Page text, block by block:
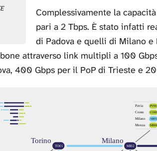
Complessivamente la
pari a 2 Tbps. È stato infatti
di Padova e quelli di Milano
attraverso link multipli a 100
400 Gbps per il PoP di Trieste e